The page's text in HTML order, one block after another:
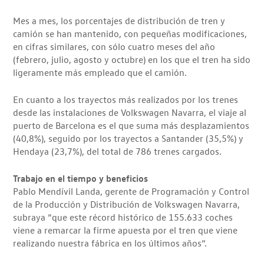
Mes a mes, los porcentajes de distribución de tren y
camión se han mantenido, con pequeñas modificaciones,
en cifras similares, con sólo cuatro meses del año
(febrero, julio, agosto y octubre) en los que el tren ha sido
ligeramente más empleado que el camión.
En cuanto a los trayectos más realizados por los trenes
desde las instalaciones de Volkswagen Navarra, el viaje al
puerto de Barcelona es el que suma más desplazamientos
(40,8%), seguido por los trayectos a Santander (35,5%) y
Hendaya (23,7%), del total de 786 trenes cargados.
Trabajo en el tiempo y beneficios
Pablo Mendívil Landa, gerente de Programación y Control
de la Producción y Distribución de Volkswagen Navarra,
subraya “que este récord histórico de 155.633 coches
viene a remarcar la firme apuesta por el tren que viene
realizando nuestra fábrica en los últimos años“.